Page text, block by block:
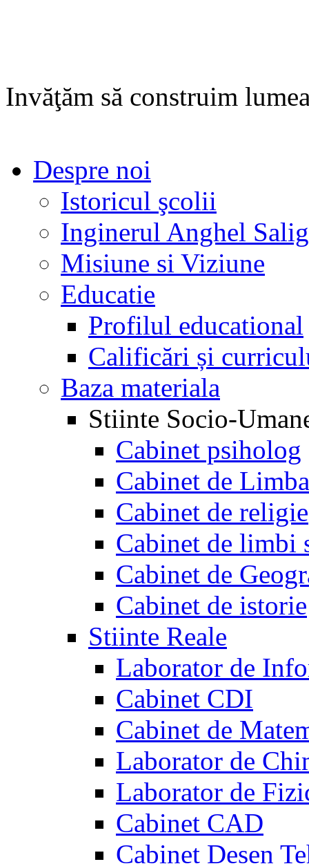
Invăţăm să construim
Despre noi
Istoricul şcolii
Inginerul Anghel
Misiune si Viziune
Educatie
Profilul educational
Calificări și
Baza materiala
Stiinte Socio-
Cabinet psiholog
Cabinet de
Cabinet de religie
Cabinet de limbi
Cabinet de
Cabinet de istorie
Stiinte Reale
Laborator de
Cabinet CDI
Cabinet de
Laborator de
Laborator de
Cabinet CAD
Cabinet Desen